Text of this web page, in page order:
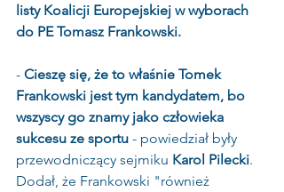
listy Koalicji Europejskiej w wyborach
do PE Tomasz Frankowski.
- Cieszę się, że to właśnie Tomek
Frankowski jest tym kandydatem, bo
wszyscy go znamy jako człowieka
sukcesu ze sportu - powiedział były
przewodniczący sejmiku Karol Pilecki.
Dodał, że Frankowski "również